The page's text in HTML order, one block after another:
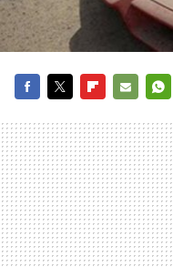
MAIL